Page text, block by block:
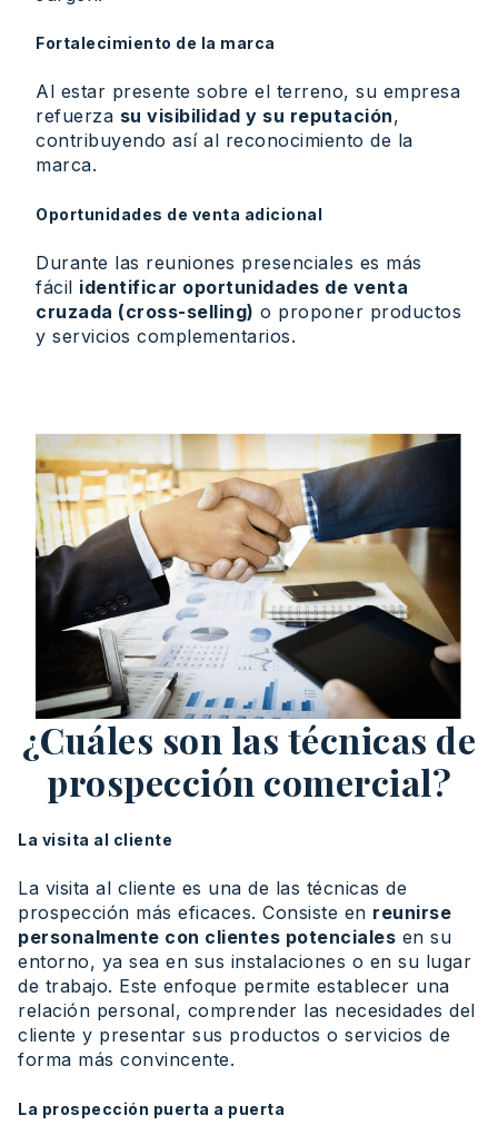
Fortalecimiento de la marca
Al estar presente sobre el terreno, su empresa
refuerza su visibilidad y su reputación,
contribuyendo así al reconocimiento de la
marca.
Oportunidades de venta adicional
Durante las reuniones presenciales es más
fácil identificar oportunidades de venta
cruzada (cross-selling) o proponer productos
y servicios complementarios.
¿Cuáles son las técnicas de
prospección comercial?
La visita al cliente
La visita al cliente es una de las técnicas de
prospección más eficaces. Consiste en reunirse
personalmente con clientes potenciales en su
entorno, ya sea en sus instalaciones o en su lugar
de trabajo. Este enfoque permite establecer una
relación personal, comprender las necesidades del
cliente y presentar sus productos o servicios de
forma más convincente.
La prospección puerta a puerta